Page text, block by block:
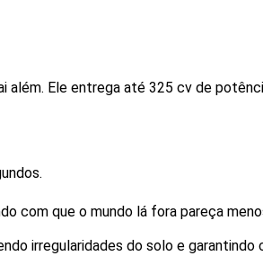
além. Ele entrega até 325 cv de
com que o mundo lá fora pareça
irregularidades do solo e